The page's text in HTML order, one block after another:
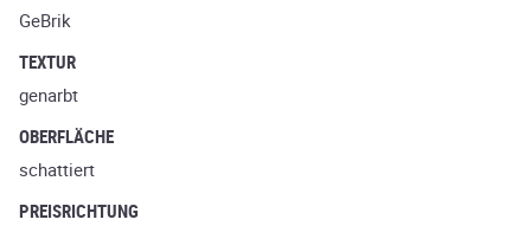
GeBrik
TEXTUR
genarbt
OBERFLÄCHE
schattiert
PREISRICHTUNG